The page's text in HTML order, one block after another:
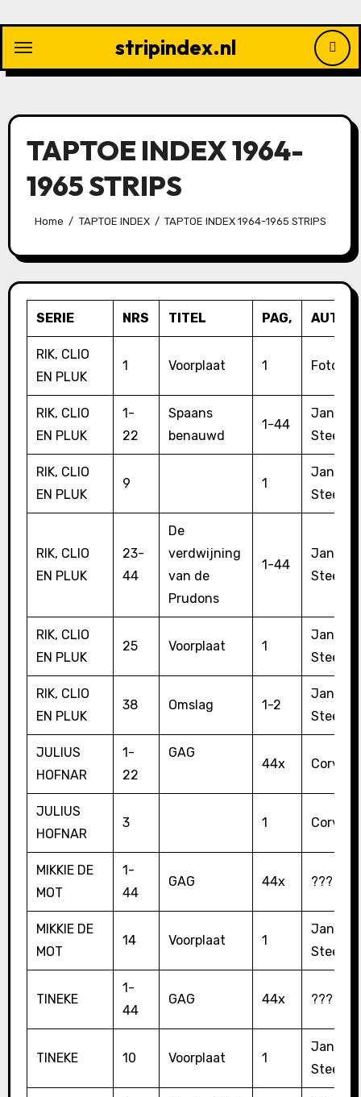
inhoud
stripindex.nl
TAPTOE INDEX 1964-
1965 STRIPS
Home TAPTOE INDEX TAPTOE INDEX 1964-1965 STRIPS
SERIE NRS TITEL PAG,
RIK, CLIO
EN PLUK
1 Voorplaat 1 Foto
RIK, CLIO
EN PLUK
1-
22
Spaans
benauwd
1-44
Jan
RIK, CLIO
EN PLUK
9 1
Jan
RIK, CLIO
EN PLUK
23-
44
De
verdwijning
van de
Prudons
1-44
Jan
RIK, CLIO
EN PLUK
25 Voorplaat 1
Jan
RIK, CLIO
EN PLUK
38 Omslag 1-2
Jan
JULIUS
HOFNAR
1-
22
GAG
44x Corver
JULIUS
HOFNAR
3 1 Corver
MIKKIE DE
MOT
1-
44
GAG 44x ???
MIKKIE DE
MOT
14 Voorplaat 1
Jan
TINEKE
1-
44
GAG 44x ???
TINEKE 10 Voorplaat 1
Jan